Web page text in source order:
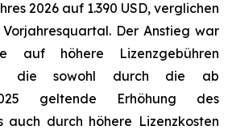
2026 auf 1.390 USD, verglichen
Der Anstieg war
auf höhere Lizenzgebühren
die sowohl durch die ab
geltende Erhöhung des
auch durch höhere Lizenzkosten